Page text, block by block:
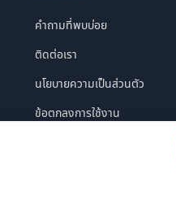
คำถามที่พบบ่อย
ติดต่อเรา
นโยบายความเป็นส่วนตัว
ข้อตกลงการใช้งาน